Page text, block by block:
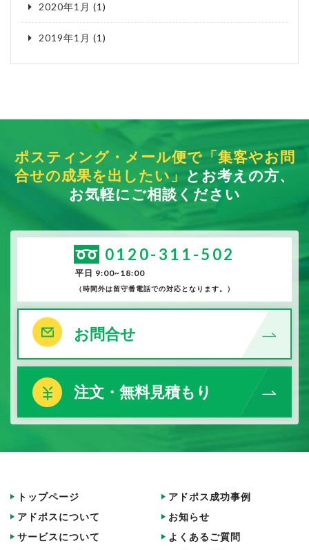
2020年1月 (1)
2019年1月 (1)
ポスティング・メール便で「集客やお問
合せの成果を出したい」 とお考えの方、
お気軽にご相談ください
0120-311-502
平日 9:00~18:00
（時間外は留守番電話での対応となります。）
お問合せ
注文・無料見積もり
トップページ
アドポスについて
サービスについて
アドポス成功事例
お知らせ
よくあるご質問